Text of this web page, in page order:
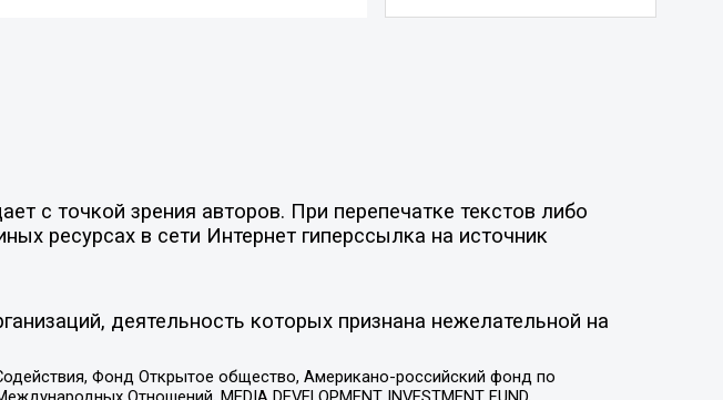
с точкой зрения авторов. При перепечатке текстов либо
ресурсах в сети Интернет гиперссылка на источник
деятельность которых признана нежелательной на
Фонд Открытое общество, Американо-российский фонд по